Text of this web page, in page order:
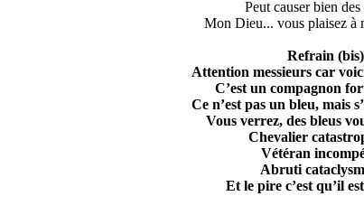
Peut causer bien des
Mon Dieu... vous plaisez à
Refrain (bis)
Attention messieurs car
C’est un compagnon
Ce n’est pas un bleu, mais
Vous verrez, des bleus
Chevalier
Vétéran
Abruti
Et le pire c’est qu’il